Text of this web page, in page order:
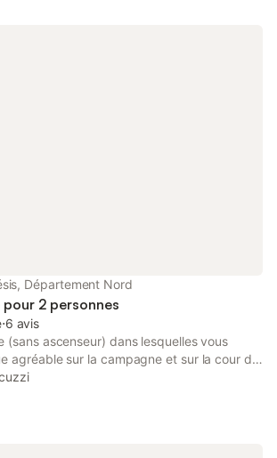
Département Nord
2 personnes
⋅6 avis
(sans ascenseur) dans lesquelles vous
agréable sur la campagne et sur la cour de
sont équipées de tout le confort
par une décoration qui allie Art Déco et